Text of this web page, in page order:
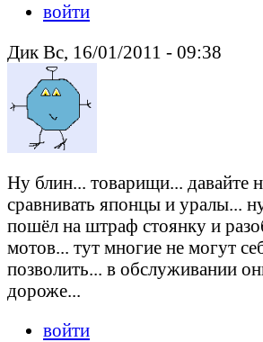
войти
Дик Вс, 16/01/2011 - 09:38
Ну блин... товарищи... давайте
сравнивать японцы и уралы...
пошёл на штраф стоянку и
мотов... тут многие не могут
позволить... в обслуживании
дороже...
войти